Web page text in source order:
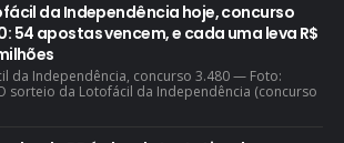
da Independência hoje, concurso
54 apostas vencem, e cada uma leva R$
da Independência, concurso 3.480 — Foto:
sorteio da Lotofácil da Independência (concurso